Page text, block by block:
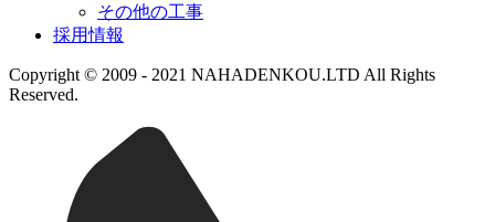
その他の工事
採用情報
Copyright © 2009 - 2021 NAHADENKOU.LTD All Rights
Reserved.